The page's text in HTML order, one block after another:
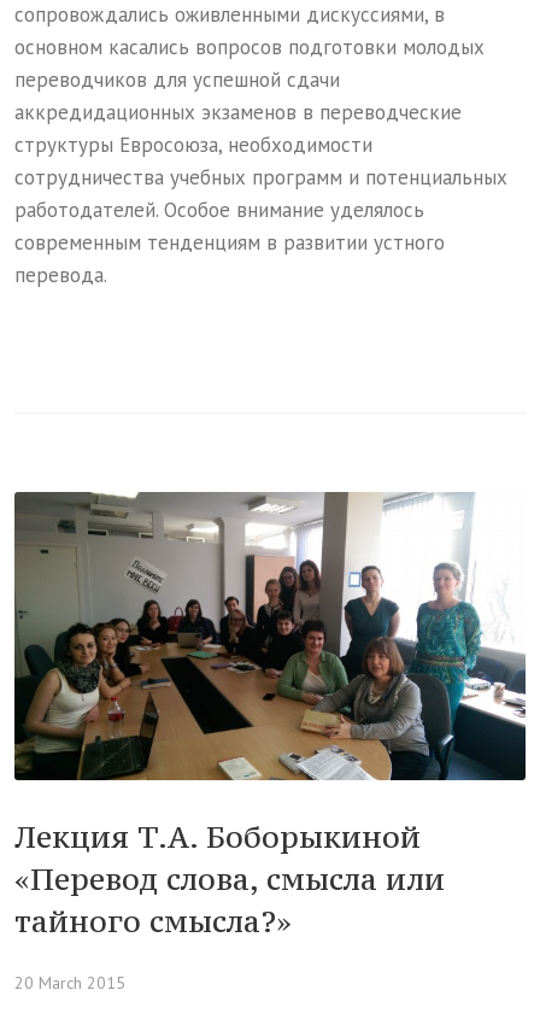
сопровождались оживленными дискуссиями, в
основном касались вопросов подготовки молодых
переводчиков для успешной сдачи
аккредидационных экзаменов в переводческие
структуры Евросоюза, необходимости
сотрудничества учебных программ и потенциальных
работодателей. Особое внимание уделялось
современным тенденциям в развитии устного
перевода.
Лекция Т.А. Боборыкиной «Перевод
слова, смысла или тайного смысла?»
Новости
Лекция Т.А. Боборыкиной
«Перевод слова, смысла или
тайного смысла?»
20 March 2015